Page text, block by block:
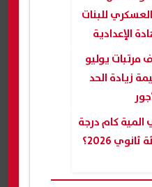
للبنات
الإعدادية
مرتبات يوليو
وقيمة زيادة الحد
المية كام درجة
2026؟